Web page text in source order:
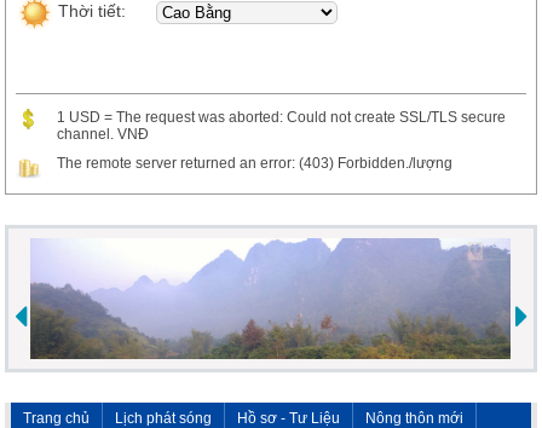
Thời tiết:
1 USD = The request was aborted: Could not create SSL/TLS secure
channel. VNĐ
The remote server returned an error: (403) Forbidden./lượng
Trang chủ Lịch phát sóng Hồ sơ - Tư Liệu
Nông thôn mới